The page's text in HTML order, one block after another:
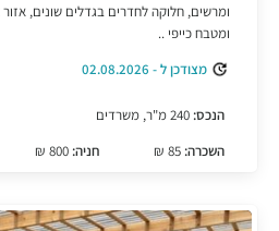
ומרשים, חלוקה לחדרים בגדלים שונים,
ומטבח כייפי ..
מצודכן ל - 02.08.2026
הנכס:
השכרה:
חניה: 800 ₪